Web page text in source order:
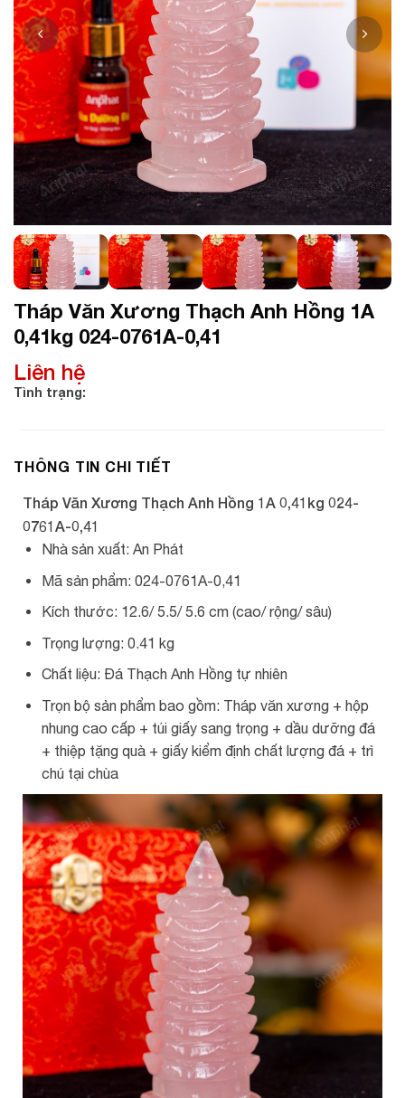
Tháp Văn Xương Thạch Anh Hồng 1A
0,41kg 024-0761A-0,41
Liên hệ
Tình trạng:
THÔNG TIN CHI TIẾT
Tháp Văn Xương Thạch Anh Hồng 1A 0,41kg 024-
0761A-0,41
Nhà sản xuất: An Phát
Mã sản phẩm: 024-0761A-0,41
Kích thước: 12.6/ 5.5/ 5.6 cm (cao/ rộng/ sâu)
Trọng lượng: 0.41 kg
Chất liệu: Đá Thạch Anh Hồng tự nhiên
Trọn bộ sản phẩm bao gồm: Tháp văn xương + hộp
nhung cao cấp + túi giấy sang trọng + dầu dưỡng đá
+ thiệp tặng quà + giấy kiểm định chất lượng đá + trì
chú tại chùa